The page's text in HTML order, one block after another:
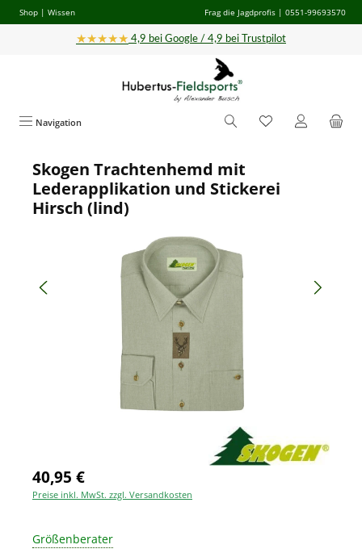
Zum Hauptinhalt springen
Shop | Wissen Frag die Jagdprofis | 0551-99693570
★★★★★ 4,9 bei Google / 4,9 bei Trustpilot
Navigation
Bildergalerie überspringen
Skogen Trachtenhemd mit
Lederapplikation und Stickerei
Hirsch (lind)
40,95 €
Preise inkl. MwSt. zzgl. Versandkosten
Größenberater